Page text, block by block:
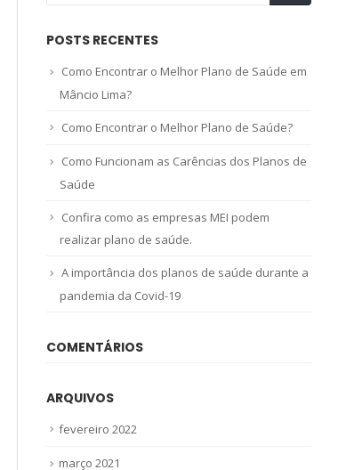
POSTS RECENTES
Como Encontrar o Melhor Plano de Saúde em
Mâncio Lima?
Como Encontrar o Melhor Plano de Saúde?
Como Funcionam as Carências dos Planos de
Saúde
Confira como as empresas MEI podem
realizar plano de saúde.
A importância dos planos de saúde durante a
pandemia da Covid-19
COMENTÁRIOS
ARQUIVOS
fevereiro 2022
março 2021